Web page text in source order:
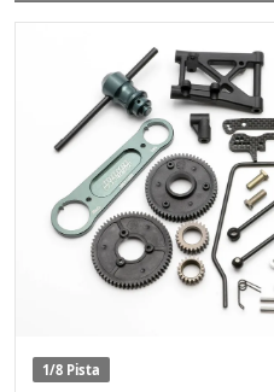
1/8 Pista